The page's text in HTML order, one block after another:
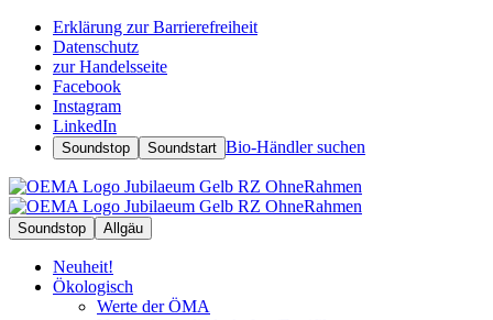
Erklärung zur Barrierefreiheit
Datenschutz
zur Handelsseite
Facebook
Instagram
LinkedIn
Soundstop Soundstart Bio-Händler suchen
Soundstop Allgäu
Neuheit!
Ökologisch
Werte der ÖMA